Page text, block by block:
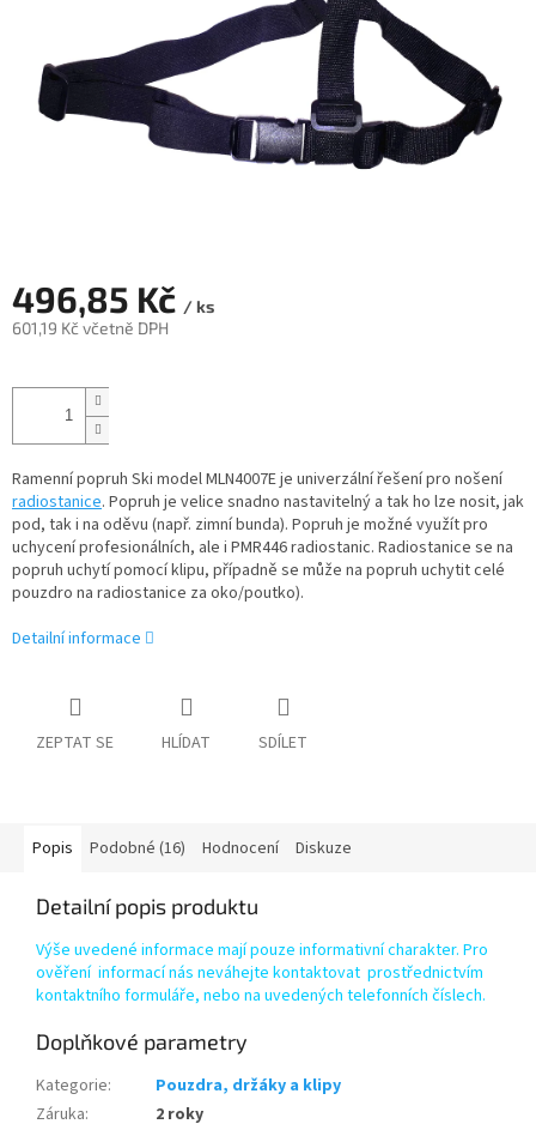
496,85 Kč / ks
601,19 Kč včetně DPH
cena:
Ramenní popruh Ski model MLN4007E je univerzální řešení pro nošení
radiostanice. Popruh je velice snadno nastavitelný a tak ho lze nosit, jak
pod, tak i na oděvu (např. zimní bunda). Popruh je možné využít pro
uchycení profesionálních, ale i PMR446 radiostanic. Radiostanice se na
popruh uchytí pomocí klipu, případně se může na popruh uchytit celé
pouzdro na radiostanice za oko/poutko).
Detailní informace
ZEPTAT SE HLÍDAT SDÍLET
Popis Podobné (16) Hodnocení Diskuze
Detailní popis produktu
Výše uvedené informace mají pouze informativní charakter. Pro
ověření informací nás neváhejte kontaktovat prostřednictvím
kontaktního formuláře, nebo na uvedených telefonních číslech.
Doplňkové parametry
Kategorie:
Pouzdra, držáky a klipy
Záruka: 2 roky